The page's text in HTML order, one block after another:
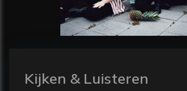
Kijken & Luisteren